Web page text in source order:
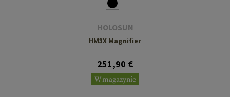
HOLOSUN
HM3X Magnifier
251,90 €
W magazynie